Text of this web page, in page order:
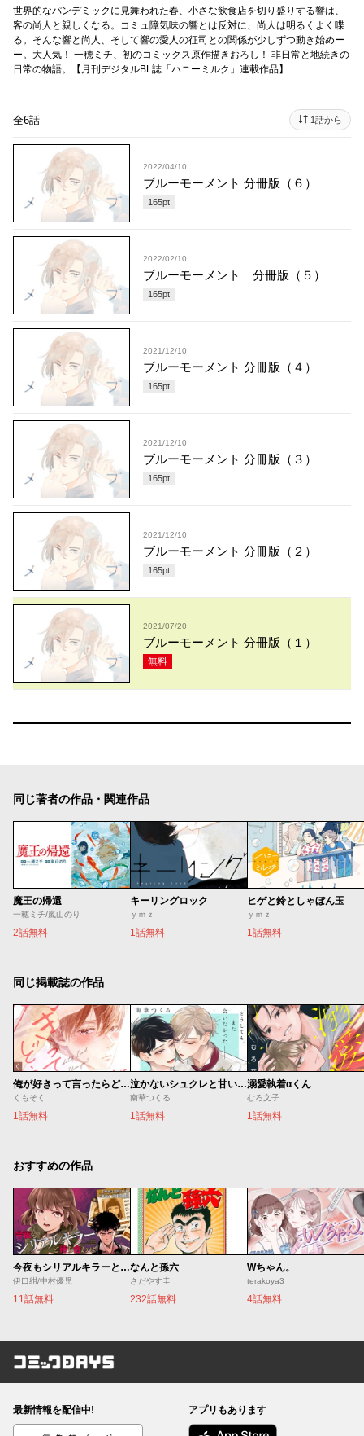
世界的なパンデミックに見舞われた春、小さな飲食店を切り盛りする響は、
客の尚人と親しくなる。コミュ障気味の響とは反対に、尚人は明るくよく喋
る。そんな響と尚人、そして響の愛人の征司との関係が少しずつ動き始めー
ー。大人気！ 一穂ミチ、初のコミックス原作描きおろし！ 非日常と地続きの
日常の物語。【月刊デジタルBL誌「ハニーミルク」連載作品】
全6話 1話から
2022/04/10
ブルーモーメント 分冊版（６）
165pt
2022/02/10
ブルーモーメント 分冊版（５）
165pt
2021/12/10
ブルーモーメント 分冊版（４）
165pt
2021/12/10
ブルーモーメント 分冊版（３）
165pt
2021/12/10
ブルーモーメント 分冊版（２）
165pt
2021/07/20
ブルーモーメント 分冊版（１）
無料
同じ著者の作品・関連作品
魔王の帰還
一穂ミチ/嵐山のり
2話無料
キーリングロック
ｙｍｚ
1話無料
ヒゲと鈴としゃぼん玉
ｙｍｚ
1話無料
同じ掲載誌の作品
俺が好きって言ったらどうする？
くもそく
1話無料
泣かないシュクレと甘いキス
南華つくる
1話無料
溺愛執着αくん
むろ文子
1話無料
おすすめの作品
今夜もシリアルキラーと待ち合わせ
伊口紺/中村優児
11話無料
なんと孫六
さだやす圭
232話無料
Wちゃん。
terakoya3
4話無料
コミックDAYS
最新情報を配信中!
編集部ブログ
アプリもあります